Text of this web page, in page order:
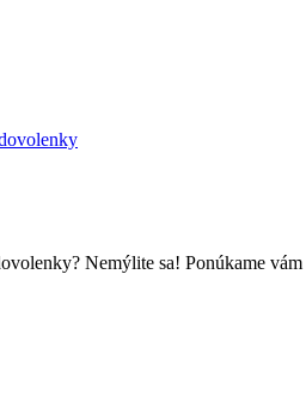
Nemýlite sa! Ponúkame